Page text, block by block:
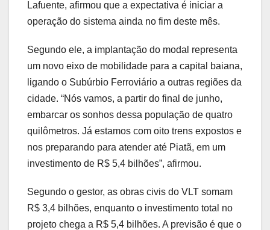
Lafuente, afirmou que a expectativa é iniciar a
operação do sistema ainda no fim deste mês.
Segundo ele, a implantação do modal representa
um novo eixo de mobilidade para a capital baiana,
ligando o Subúrbio Ferroviário a outras regiões da
cidade. “Nós vamos, a partir do final de junho,
embarcar os sonhos dessa população de quatro
quilômetros. Já estamos com oito trens expostos e
nos preparando para atender até Piatã, em um
investimento de R$ 5,4 bilhões”, afirmou.
Segundo o gestor, as obras civis do VLT somam
R$ 3,4 bilhões, enquanto o investimento total no
projeto chega a R$ 5,4 bilhões. A previsão é que o